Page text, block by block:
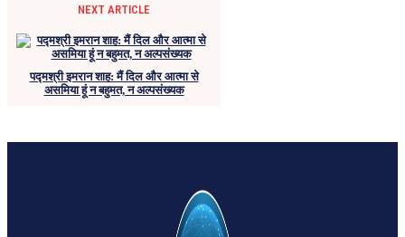
NEXT ARTICLE
पद्मश्री इमरान शाह: मैं दिल और आत्मा से
असमिया हूं न बहुमत, न अल्पसंख्यक